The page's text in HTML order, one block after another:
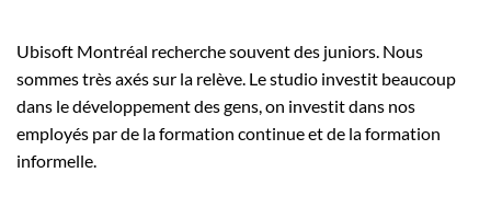
Ubisoft Montréal recherche souvent des juniors. Nous
sommes très axés sur la relève. Le studio investit beaucoup
dans le développement des gens, on investit dans nos
employés par de la formation continue et de la formation
informelle.